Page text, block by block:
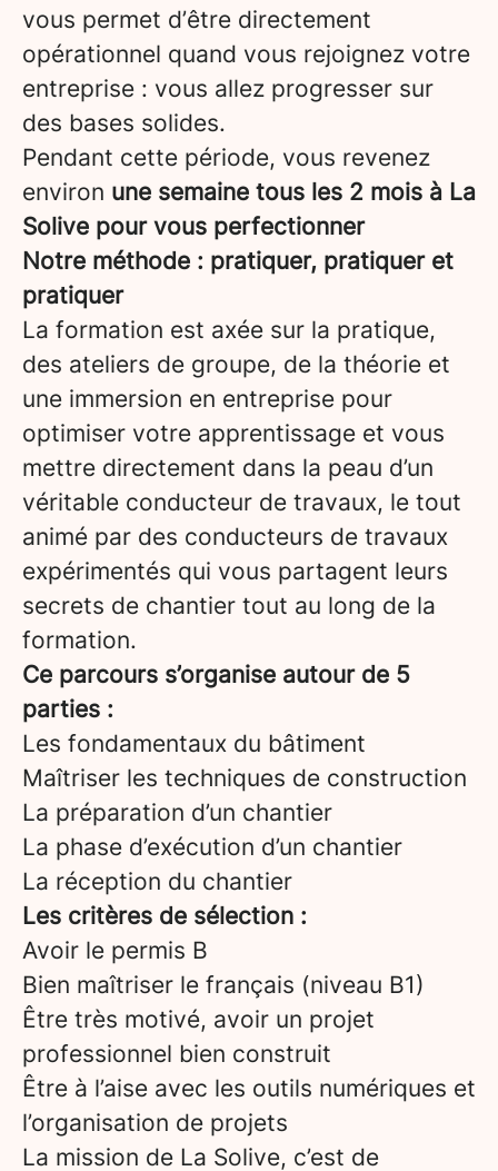
vous permet d’être directement
opérationnel quand vous rejoignez votre
entreprise : vous allez progresser sur
des bases solides.
Pendant cette période, vous revenez
environ une semaine tous les 2 mois à La
Solive pour vous perfectionner
Notre méthode : pratiquer, pratiquer et
pratiquer
La formation est axée sur la pratique,
des ateliers de groupe, de la théorie et
une immersion en entreprise pour
optimiser votre apprentissage et vous
mettre directement dans la peau d’un
véritable conducteur de travaux, le tout
animé par des conducteurs de travaux
expérimentés qui vous partagent leurs
secrets de chantier tout au long de la
formation.
Ce parcours s’organise autour de 5
parties :
Les fondamentaux du bâtiment
Maîtriser les techniques de construction
La préparation d’un chantier
La phase d’exécution d’un chantier
La réception du chantier
Les critères de sélection :
Avoir le permis B
Bien maîtriser le français (niveau B1)
Être très motivé, avoir un projet
professionnel bien construit
Être à l’aise avec les outils numériques et
l’organisation de projets
La mission de La Solive, c’est de